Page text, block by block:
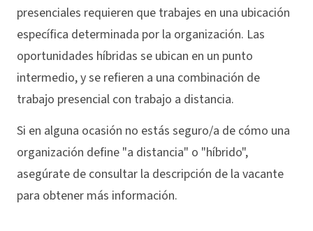
presenciales requieren que trabajes en una ubicación
específica determinada por la organización. Las
oportunidades híbridas se ubican en un punto
intermedio, y se refieren a una combinación de
trabajo presencial con trabajo a distancia.
Si en alguna ocasión no estás seguro/a de cómo una
organización define "a distancia" o "híbrido",
asegúrate de consultar la descripción de la vacante
para obtener más información.